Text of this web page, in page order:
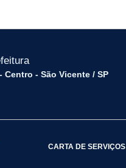
Centro - São Vicente / SP
CARTA DE SERVIÇOS